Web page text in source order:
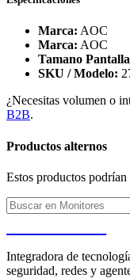
Marca: AOC
Marca: AOC
Tamano
SKU / Modelo:
¿Necesitas volumen o
B2B.
Productos alternos
Estos productos podrían
Integradora de
seguridad, redes y